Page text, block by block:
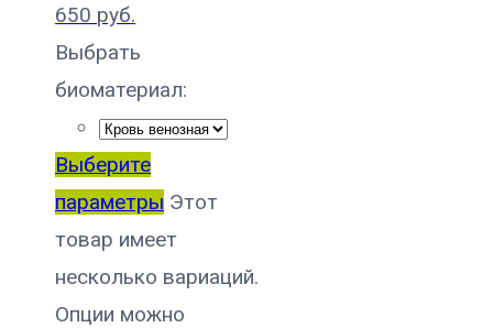
650 руб.
Выбрать
биоматериал:
Выберите
параметры Этот
товар имеет
несколько вариаций.
Опции можно